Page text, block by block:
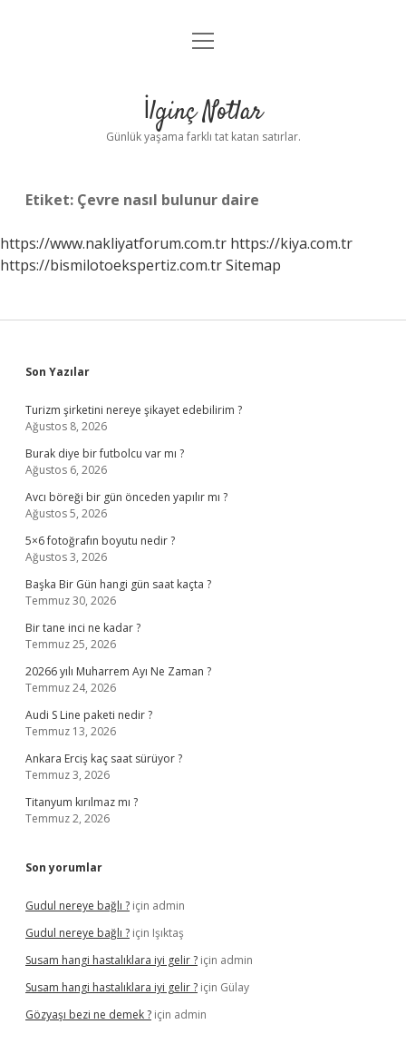
Anasayfa
Yasal Uyarı
menüyü
İlginç Notlar
Günlük yaşama farklı tat katan satırlar.
Etiket: Çevre nasıl bulunur daire
https://www.nakliyatforum.com.tr https://kiya.com.tr
https://bismilotoekspertiz.com.trSitemap
Sidebar
Son Yazılar
Turizm şirketini nereye şikayet edebilirim ?
Ağustos 8, 2026
Burak diye bir futbolcu var mı ?
Ağustos 6, 2026
Avcı böreği bir gün önceden yapılır mı ?
Ağustos 5, 2026
5×6 fotoğrafın boyutu nedir ?
Ağustos 3, 2026
Başka Bir Gün hangi gün saat kaçta ?
Temmuz 30, 2026
Bir tane inci ne kadar ?
Temmuz 25, 2026
20266 yılı Muharrem Ayı Ne Zaman ?
Temmuz 24, 2026
Audi S Line paketi nedir ?
Temmuz 13, 2026
Ankara Erciş kaç saat sürüyor ?
Temmuz 3, 2026
Titanyum kırılmaz mı ?
Temmuz 2, 2026
Son yorumlar
Gudul nereye bağlı ? için admin
Gudul nereye bağlı ? için Işıktaş
Susam hangi hastalıklara iyi gelir ? için admin
Susam hangi hastalıklara iyi gelir ? için Gülay
Gözyaşı bezi ne demek ? için admin